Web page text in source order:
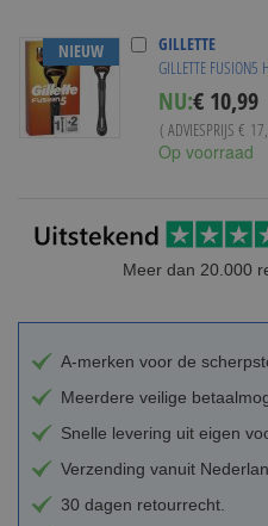
NIEUW
GILLETTE
GILLETTE FUSION5
NU:Special
Price
€ 10,99
( ADVIESPRIJS €
Op voorraad
Meer dan 20.000
A-merken voor de
Meerdere veilige
Snelle levering uit eigen
Verzending vanuit
30 dagen retourrecht.